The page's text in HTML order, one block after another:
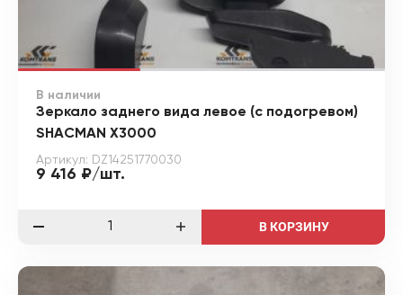
В наличии
Зеркало заднего вида левое (с подогревом)
SHACMAN X3000
Артикул: DZ14251770030
9 416 ₽/шт.
В КОРЗИНУ